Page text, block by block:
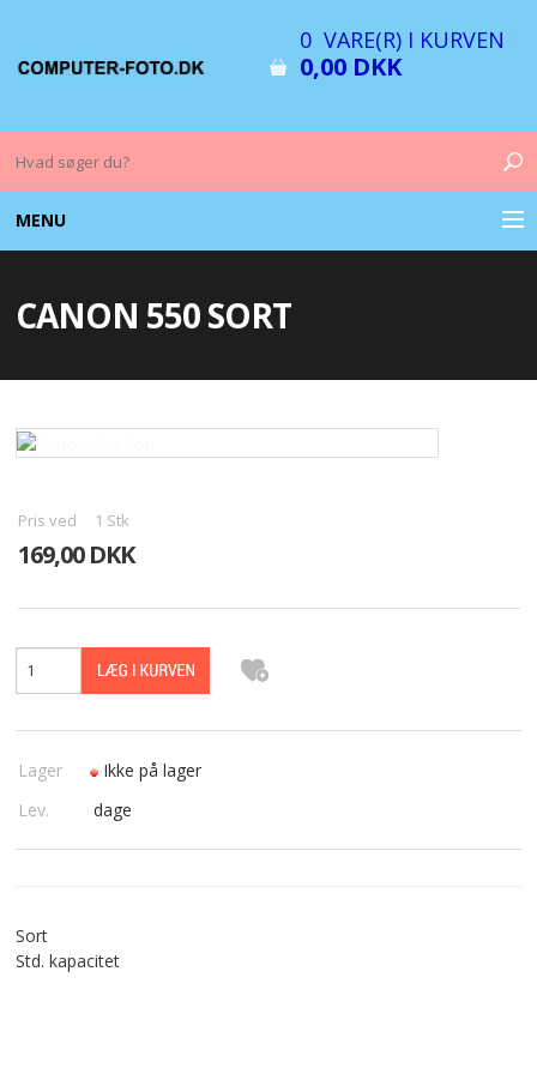
0 VARE(R) I KURVEN
0,00 DKK
MENU
MEMORY KORT
OPLADERE
TABLETS & SMARTPHONES/WATCHES
KABLER
BRUGT UDSTYR
BATTERIER
CANON 550 SORT
Pris ved 1 Stk
169,00 DKK
Lager
Ikke på lager
Lev.
dage
Sort
Std. kapacitet